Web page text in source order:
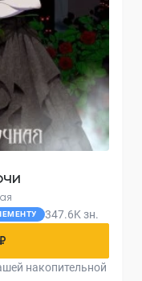
347.6K зн.
₽
накопительной